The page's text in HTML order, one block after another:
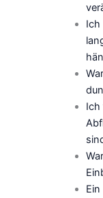
Ich
Ich